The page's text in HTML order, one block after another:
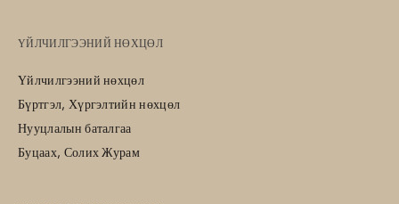
ҮЙЛЧИЛГЭЭНИЙ НӨХЦӨЛ
Үйлчилгээний нөхцөл
Бүртгэл, Хүргэлтийн нөхцөл
Нууцлалын баталгаа
Буцаах, Солих Журам